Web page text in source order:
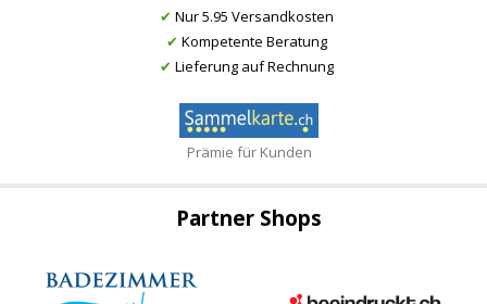
✔ Nur 5.95 Versandkosten
✔ Kompetente Beratung
✔ Lieferung auf Rechnung
Prämie für Kunden
Partner Shops